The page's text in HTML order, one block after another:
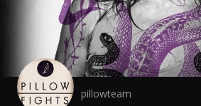
pillowteam